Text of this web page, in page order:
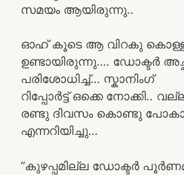
സമയം ആയിരുന്നു..
ഓഹ് കൂടെ ആ വിറകു
ഉണ്ടായിരുന്നു…. ഡോക്ടർ
പരിശോധിച്ച്… സ്കാനിംഗ്
റിപ്പോർട്ട്‌ ഒക്കെ നോക്കി..
രണ്ടു ദിവസം കൊണ്ടു
എന്നറിയിച്ചു…
“കുഴപ്പമില്ല ഡോക്ടർ